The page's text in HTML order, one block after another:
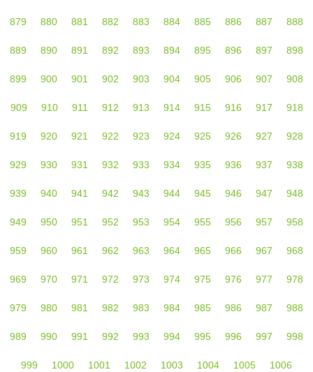
879 880 881 882 883 884 885 886 887 888
889 890 891 892 893 894 895 896 897 898
899 900 901 902 903 904 905 906 907 908
909 910 911 912 913 914 915 916 917 918
919 920 921 922 923 924 925 926 927 928
929 930 931 932 933 934 935 936 937 938
939 940 941 942 943 944 945 946 947 948
949 950 951 952 953 954 955 956 957 958
959 960 961 962 963 964 965 966 967 968
969 970 971 972 973 974 975 976 977 978
979 980 981 982 983 984 985 986 987 988
989 990 991 992 993 994 995 996 997 998
999 1000 1001 1002 1003 1004 1005 1006